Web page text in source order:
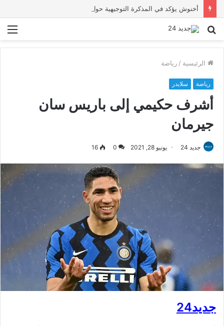
بحث
الرئيسية / رياضة
رياضة سلايدر
أشرف حكيمي إلى باريس سان
جيرمان
جديد 24 يونيو 28, 2021 0
16
جديد24